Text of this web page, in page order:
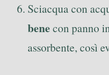
Sciacqua con
bene con panno
assorbente, così